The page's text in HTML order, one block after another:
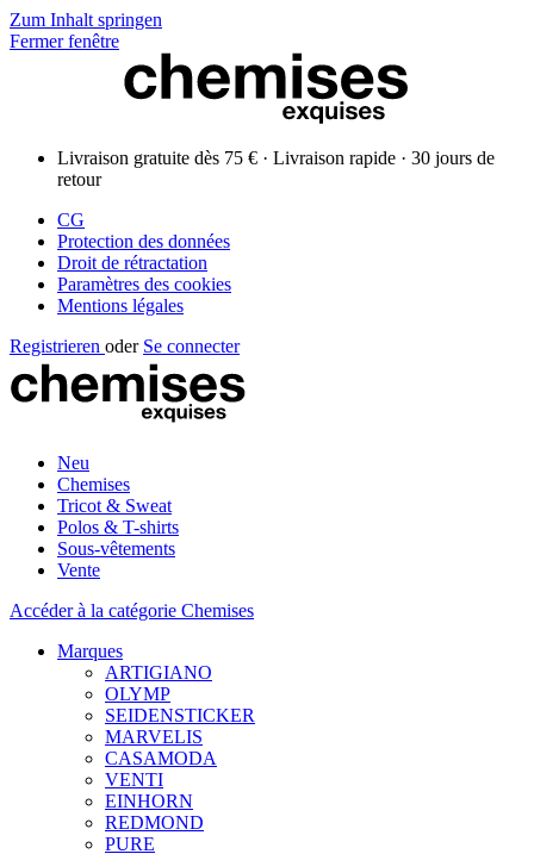
Zum Inhalt springen
Fermer fenêtre
Livraison gratuite dès 75 € · Livraison rapide · 30 jours de
retour
CG
Protection des données
Droit de rétractation
Paramètres des cookies
Mentions légales
Registrieren oder Se connecter
Neu
Chemises
Tricot & Sweat
Polos & T-shirts
Sous-vêtements
Vente
Accéder à la catégorie Chemises
Marques
ARTIGIANO
OLYMP
SEIDENSTICKER
MARVELIS
CASAMODA
VENTI
EINHORN
REDMOND
PURE